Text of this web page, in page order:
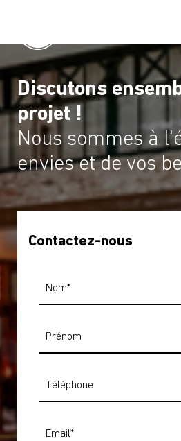
Discutons
projet !
Nous sommes à
envies et de vos
Contactez-nous